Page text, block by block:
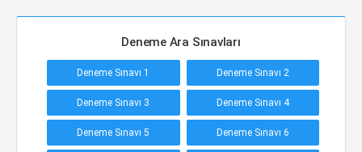
Deneme Ara Sınavları
Deneme Sınavı 1 Deneme Sınavı 2
Deneme Sınavı 3 Deneme Sınavı 4
Deneme Sınavı 5 Deneme Sınavı 6